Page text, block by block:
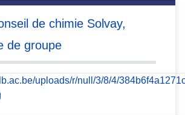
de chimie Solvay,
de groupe